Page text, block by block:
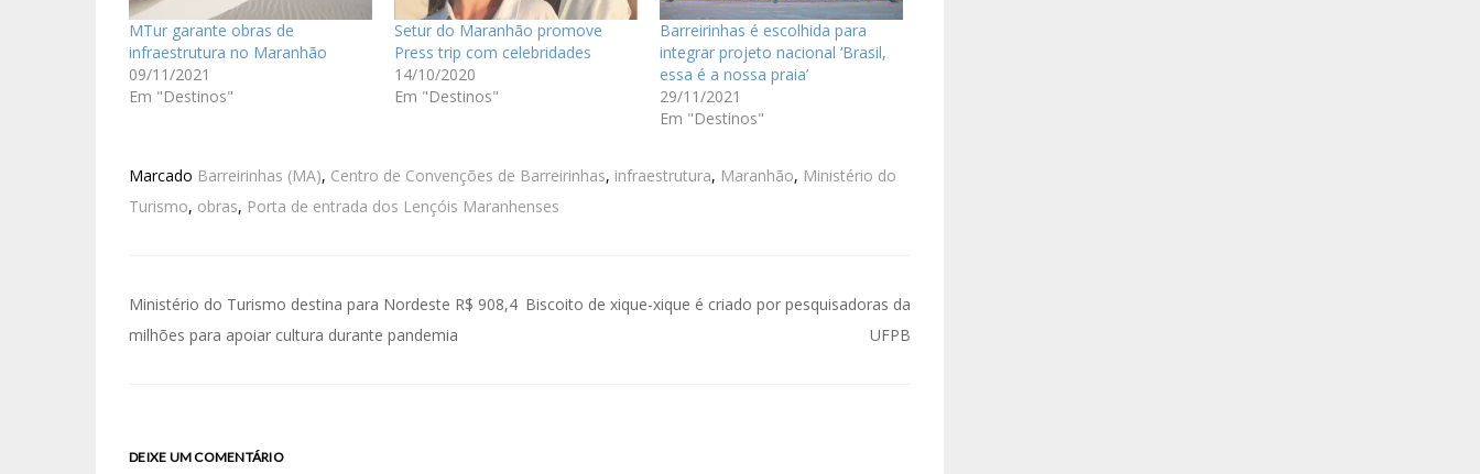
MTur garante obras de
infraestrutura no Maranhão
09/11/2021
Em "Destinos"
Setur do Maranhão promove
Press trip com celebridades
14/10/2020
Em "Destinos"
Barreirinhas é escolhida para
integrar projeto nacional ‘Brasil,
essa é a nossa praia’
29/11/2021
Em "Destinos"
Marcado Barreirinhas (MA), Centro de Convenções de Barreirinhas, infraestrutura, Maranhão, Ministério do
Turismo, obras, Porta de entrada dos Lençóis Maranhenses
Ministério do Turismo destina para Nordeste R$ 908,4
milhões para apoiar cultura durante pandemia
Biscoito de xique-xique é criado por pesquisadoras da
UFPB
DEIXE UM COMENTÁRIO